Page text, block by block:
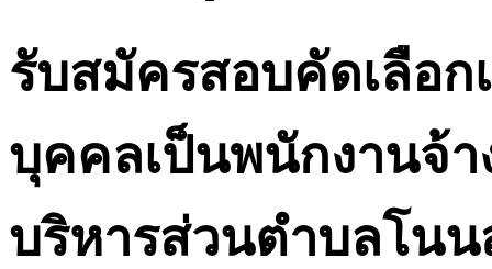
รับสมัครสอบคัดเลือก
บุคคลเป็นพนักงานจ้า
บริหารส่วนตำบลโน